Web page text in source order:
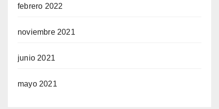
febrero 2022
noviembre 2021
junio 2021
mayo 2021